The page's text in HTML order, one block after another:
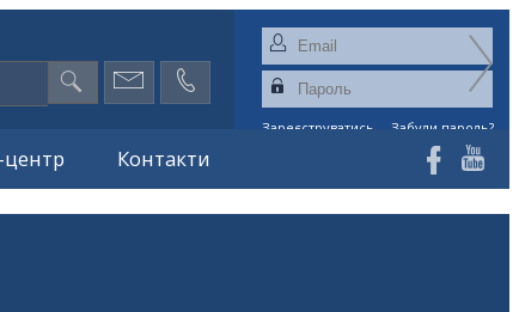
Зареєструватись Забули пароль?
Контакти